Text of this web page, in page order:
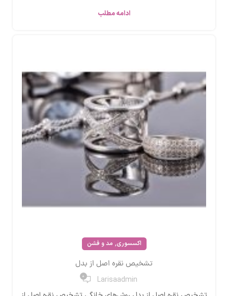
ادامه مطلب
اکسسوری, مد و فشن
تشخیص نقره اصل از بدل
Larisaadmin
0